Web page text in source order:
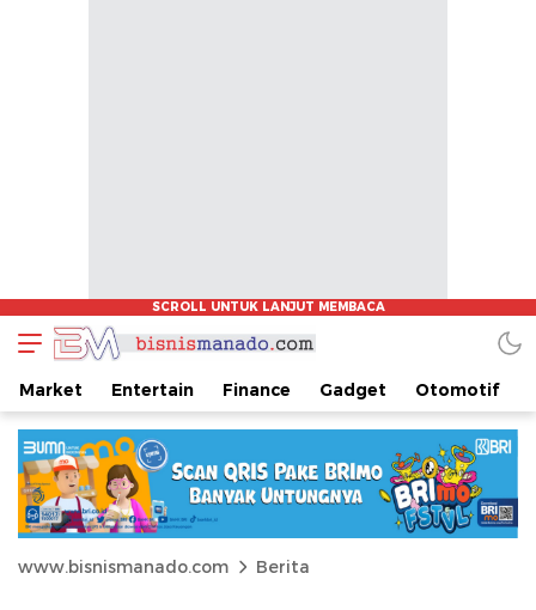
Market Entertain Finance Gadget Otomotif
www.bisnismanado.com Berita